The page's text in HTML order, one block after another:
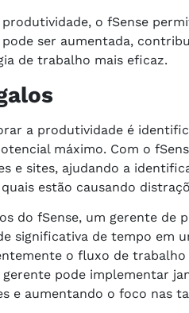
o fSense
ser aumentada,
de trabalho mais eficaz.
a produtividade é
máximo. Com o
e sites, ajudando a
estão causando
do fSense, um gerente de
significativa de tempo em
o fluxo de trabalho
pode implementar
e aumentando o foco nas